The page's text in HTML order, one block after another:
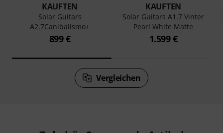
KAUFTEN
Solar Guitars
A2.7Canibalismo+
899 €
KAUFTEN
Solar Guitars A1.7 Vinter
Pearl White Matte
1.599 €
Vergleichen